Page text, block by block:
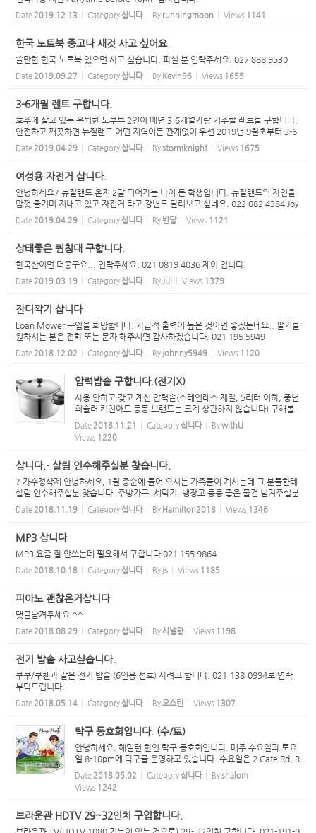
Date 2019.12.13 Category삽니다 By runningmoon Views 1141
한국 노트북 중고나 새것 사고 싶어요.
쓸만한 한국 노트북 있으면 사고 싶습니다. 파실 분 연락주세요. 027 888 9530
Date 2019.09.27 Category삽니다 By Kevin96 Views 1655
3-6개월 렌트 구합니다.
호주에 살고 있는 은퇴한 노부부 2인이 매년 3-6개월가량 거주할 렌트를 구합니다.
안전하고 깨끗하면 뉴질랜드 어떤 지역이든 관계없이 우선 2019년 9월초부터 3-6
개월 렌트를 구합니다. 해외 여행이나 고국 방문으로 수개월 집을 비우실 동안 렌트
수입을 계...
Date 2019.04.29 Category삽니다 Bystormknight Views 1675
여성용 자전거 삽니다.
안녕하세요? 뉴질랜드 온지 2달 되어가는 나이 든 학생입니다. 뉴질랜드의 자연을
맘껏 즐기며 지내고 있고 자전거 타고 강변도 달려보고 싶네요. 022 082 4384 Joy
에게 연락주시면 감사하겠습니다. 자전거 장기 렌트할 수 있는 곳도 알려주심 큰 도
움이 될것 ...
Date 2019.04.29 Category삽니다 By 반달 Views 1121
상태좋은 퀸침대 구합니다.
한국산이면 더좋구요... 연락주세요. 021 0819 4036 제이 입니다.
Date 2019.03.19 Category삽니다 ByJiJi Views 1379
잔디깍기 삽니다
Loan Mower 구입을 희망합니다. 가급적 출력이 높은 것이면 좋겠는데요.. 팔기를
원하시는 분은 전화 또는 문자 해주시면 감사하겠습니다. 021 195 5949
Date 2018.12.02 Category삽니다 By johnny5949 Views 1120
압력밥솥 구합니다.(전기X)
사용 안하고 갖고 계신 압력솥(스테인레스 재질, 5리터 이하, 풍년
휘슬러 키친아트 등등 브랜드는 크게 상관하지 않습니다) 구해봅
니다. 021.0268.2237 문자주세요.
Date 2018.11.21 Category삽니다 BywithU
Views 1220
삽니다.- 살림 인수해주실분 찾습니다.
? 가수정삭제 안녕하세요, 1월 중순에 들어 오시는 가족들이 계시는데 그 분들한테
살림 인수해주실분 찾습니다. 주방가구, 세탁기, 냉장고 등등 좋은 물건 넘겨주실분
찾습니다. 1월에 인수하면 제일 좋은게 그렇게 못하면 날짜에 맞춰서 인수 가능합
니다. 0...
Date 2018.11.19 Category삽니다 By Hamilton2018 Views 1346
MP3 삽니다
MP3 요즘 잘 안쓰는데 필요해서 구합니다 021 155 9864
Date 2018.10.18 Category삽니다 By js Views 1185
피아노 괜찮은거삽니다
댓글남겨주세요 ^^
Date 2018.08.29 Category삽니다 By샤넬향 Views 1198
전기 밥솥 사고싶습니다.
쿠쿠/쿠첸과 같은 전기 밥솥 (6인용 선호) 사려고 합니다. 021-138-0994로 연락
부탁드립니다.
Date 2018.05.14 Category삽니다 By오스틴 Views 1307
탁구 동호회입니다. (수/토)
안녕하세요. 해밀턴 한인 탁구 동호회입니다. 매주 수요일과 토요
일 8-10pm에 탁구를 운영하고 있습니다. 수요일은 2 Cate Rd, R
ototuna (Chapel Hill Church)에서 8-10pm 토요일은 124 Co
mries Rd, Chartwell (Chartwell Church)에서 8-10pm 부담없
이 오셔서 ...
Date 2018.05.02 Category삽니다 Byshalom
Views 1242
브라운관 HDTV 29~32인치 구입합니다.